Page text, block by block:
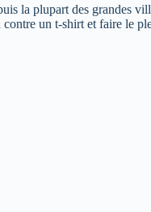
la plupart des grandes
un t-shirt et faire le